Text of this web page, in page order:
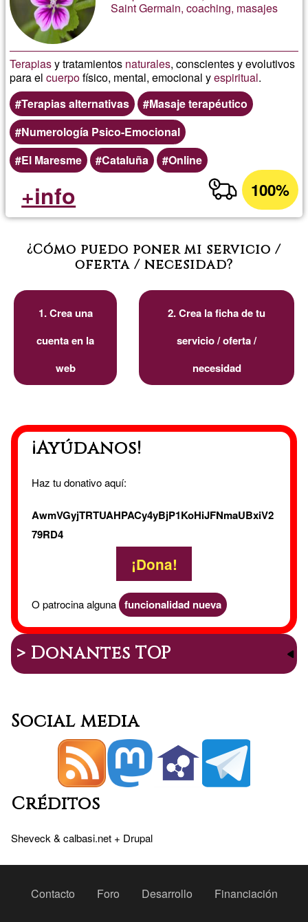
Saint Germain, coaching, masajes
Terapiasy tratamientos naturales, conscientes y evolutivos
para elcuerpofísico, mental, emocional yespiritual.
Terapias alternativas
Masaje terapéutico
Numerología Psico-Emocional
El Maresme
Cataluña Online
100%
+info
¿Cómo puedo poner mi servicio /
oferta / necesidad?
1. Crea una
cuenta en la
web
2. Crea la ficha de tu
servicio / oferta /
necesidad
¡Ayúdanos!
Haz tu donativo aquí:
AwmVGyjTRTUAHPACy4yBjP1KoHiJFNmaUBxiV2
79RD4
¡Dona!
O patrocina alguna funcionalidad nueva
> Donantes TOP
Social media
Créditos
Sheveck&calbasi.net + Drupal
PeuContacto Foro Desarrollo Financiación